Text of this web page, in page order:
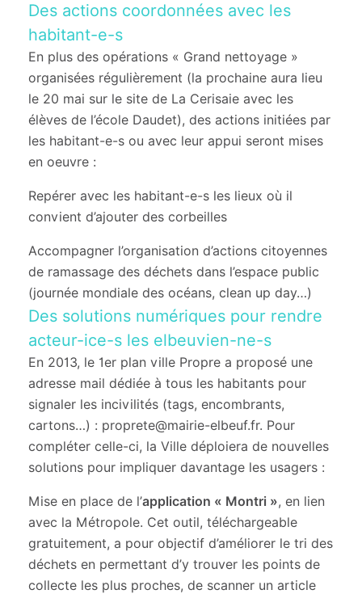
Des actions coordonnées avec les
habitant-e-s
En plus des opérations « Grand nettoyage »
organisées régulièrement (la prochaine aura lieu
le 20 mai sur le site de La Cerisaie avec les
élèves de l’école Daudet), des actions initiées par
les habitant-e-s ou avec leur appui seront mises
en oeuvre :
Repérer avec les habitant-e-s les lieux où il
convient d’ajouter des corbeilles
Accompagner l’organisation d’actions citoyennes
de ramassage des déchets dans l’espace public
(journée mondiale des océans, clean up day…)
Des solutions numériques pour rendre
acteur-ice-s les elbeuvien-ne-s
En 2013, le 1er plan ville Propre a proposé une
adresse mail dédiée à tous les habitants pour
signaler les incivilités (tags, encombrants,
cartons…) : proprete@mairie-elbeuf.fr. Pour
compléter celle-ci, la Ville déploiera de nouvelles
solutions pour impliquer davantage les usagers :
Mise en place de l’application « Montri », en lien
avec la Métropole. Cet outil, téléchargeable
gratuitement, a pour objectif d’améliorer le tri des
déchets en permettant d’y trouver les points de
collecte les plus proches, de scanner un article